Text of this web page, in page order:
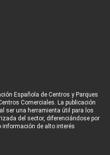
Española de Centros y Parques
Comerciales. La publicación
ser una herramienta útil para los
del sector, diferenciándose por
información de alto interés